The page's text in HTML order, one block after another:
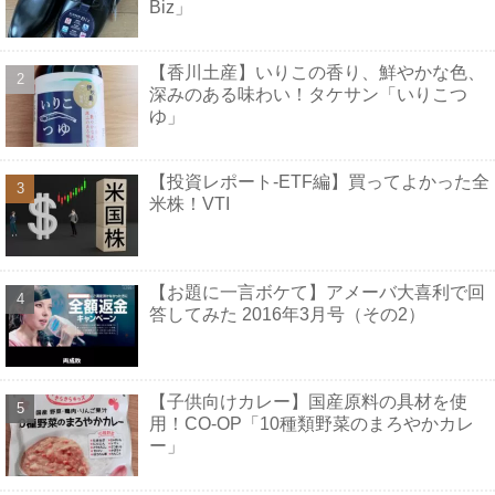
Biz」
【香川土産】いりこの香り、鮮やかな色、
深みのある味わい！タケサン「いりこつ
ゆ」
【投資レポート-ETF編】買ってよかった全
米株！VTI
【お題に一言ボケて】アメーバ大喜利で回
答してみた 2016年3月号（その2）
【子供向けカレー】国産原料の具材を使
用！CO-OP「10種類野菜のまろやかカレ
ー」